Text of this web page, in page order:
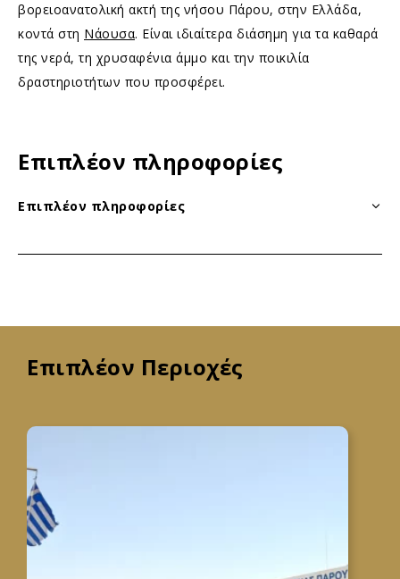
βορειοανατολική ακτή της νήσου Πάρου, στην Ελλάδα,
κοντά στη Νάουσα. Είναι ιδιαίτερα διάσημη για τα καθαρά
της νερά, τη χρυσαφένια άμμο και την ποικιλία
δραστηριοτήτων που προσφέρει.
Επιπλέον πληροφορίες
Επιπλέον πληροφορίες
Επιπλέον Περιοχές